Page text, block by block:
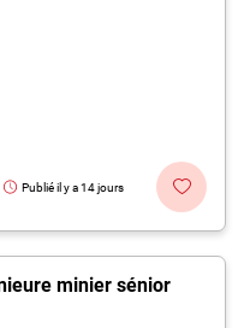
Publié il y a 14 jours
minier sénior